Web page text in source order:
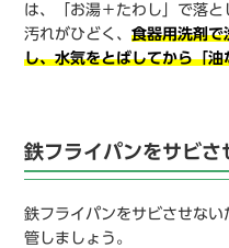
は、「お湯＋たわし」で落と
汚れがひどく、食器用洗剤で
し、水気をとばしてから「
鉄フライパンをサビさ
鉄フライパンをサビさせな
管しましょう。